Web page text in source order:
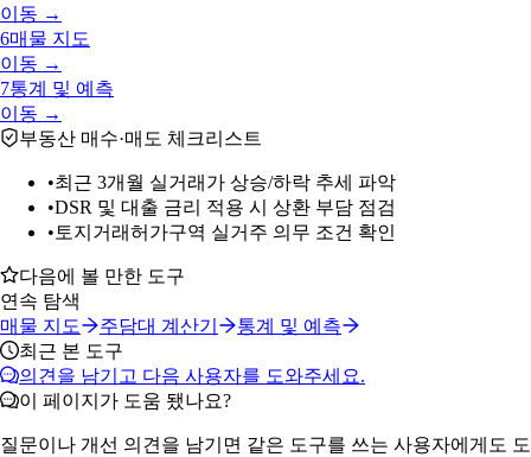
이동 →
6매물 지도
이동 →
7통계 및 예측
이동 →
부동산 매수·매도 체크리스트
•최근 3개월 실거래가 상승/하락 추세 파악
•DSR 및 대출 금리 적용 시 상환 부담 점검
• 토지거래허가구역 실거주 의무 조건 확인
다음에 볼 만한 도구
연속 탐색
매물 지도
주담대 계산기
통계 및 예측
최근 본 도구
의견을 남기고 다음 사용자를 도와주세요.
이 페이지가 도움 됐나요?
질문이나 개선 의견을 남기면 같은 도구를 쓰는 사용자에게도 도